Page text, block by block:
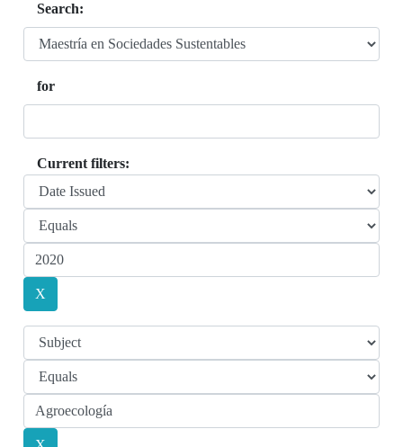
Search:
for
Current filters: